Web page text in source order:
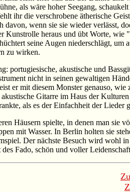
als wäre hoher Seegang,
ihr die verschrobene ätherische
wenn sie sie wieder verlässt,
Kunstrolle heraus und übt Worte,
seine Augen niederschlägt,
zu wirken.
portugiesische, akustische und
nicht in seinen gewaltigen
er mit diesem Monster genauso,
Gitarre im Haus der
als es der Einfachheit der Lieder
Häusern spielte, in denen man sie
mit Wasser. In Berlin holten sie
Der nächste Besuch wird wohl
Fado, schön und voller